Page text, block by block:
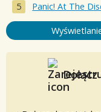
Panic! At The